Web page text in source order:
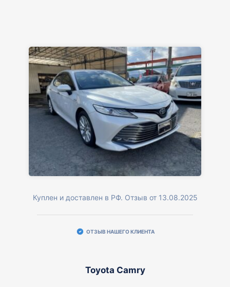
Куплен и доставлен в РФ. Отзыв от 13.08.2025
ОТЗЫВ НАШЕГО КЛИЕНТА
Toyota Camry